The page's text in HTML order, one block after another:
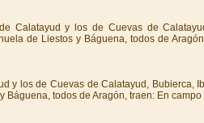
Calatayud y los de Cuevas de
de Liestos y Báguena, todos de
y los de Cuevas de Calatayud, Bubierca,
Báguena, todos de Aragón, traen: En